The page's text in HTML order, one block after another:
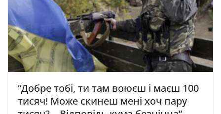
“Добре тобі, ти там воюєш і маєш 100
тисяч! Може скинеш мені хоч пару